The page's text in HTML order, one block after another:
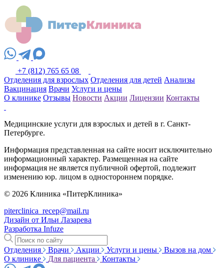
+7 (812) 765 65 08
Отделения для взрослых Отделения для детей Анализы
Вакцинация Врачи Услуги и цены
О клинике Отзывы Новости Акции Лицензии Контакты
Медицинские услуги для взрослых и детей в г. Санкт-
Петербурге.
Информация представленная на сайте носит исключительно
информационный характер. Размещенная на сайте
информация не является публичной офертой, подлежит
изменению юр. лицом в одностороннем порядке.
© 2026 Клиника «ПитерКлиника»
piterclinica_recep@mail.ru
Дизайн от Ильи Лазарева
Разработка Infuze
Отделения Врачи Акции Услуги и цены
Вызов на дом
О клинике
Для пациента Контакты